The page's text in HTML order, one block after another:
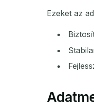
Ezeket az